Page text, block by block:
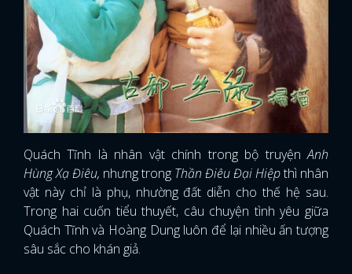
Quách Tĩnh là nhân vật chính trong bộ truyệnAnh
Hùng Xạ Điêu, nhưng trong Thần Điêu Đại Hiệpthì nhân
vật này chỉ là phụ, nhường đất diễn cho thế hệ sau.
Trong hai cuốn tiểu thuyết, câu chuyện tình yêu giữa
Quách Tĩnh và Hoàng Dung luôn để lại nhiều ấn tượng
sâu sắc cho khán giả.